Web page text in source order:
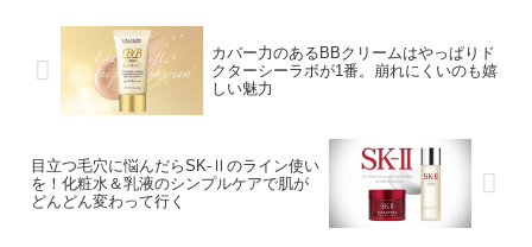
カバー力のあるBBクリームはやっぱりド
クターシーラボが1番。崩れにくいのも嬉
しい魅力
目立つ毛穴に悩んだらSK-Ⅱのライン使い
を！化粧水＆乳液のシンプルケアで肌が
どんどん変わって行く